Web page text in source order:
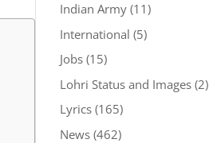
Indian Army(11)
International (5)
Jobs(15)
Lohri Status and Images(2)
Lyrics(165)
News(462)